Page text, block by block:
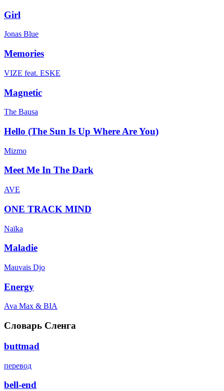
Girl
Jonas Blue
Memories
VIZE feat. ESKE
Magnetic
The Bausa
Hello (The Sun Is Up Where Are You)
Mizmo
Meet Me In The Dark
AVE
ONE TRACK MIND
Naïka
Maladie
Mauvais Djo
Energy
Ava Max & BIA
Словарь Сленга
buttmad
перевод
bell-end